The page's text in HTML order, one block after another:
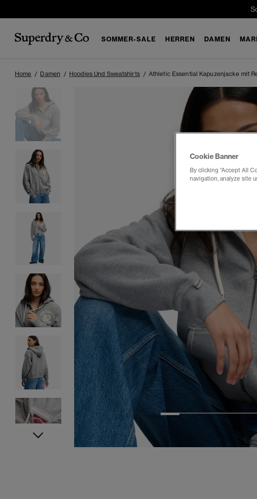
SOMMER-SALE HERREN DAMEN
Home Damen Hoodies Und Sweatshirts Athletic Essential Kapuzenjacke mit
Cookie Banner
By clicking “Accept All
navigation, analyze site